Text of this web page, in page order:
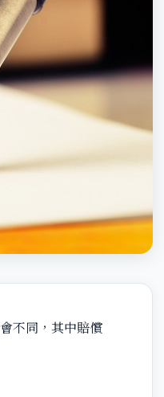
不同，其中賠償